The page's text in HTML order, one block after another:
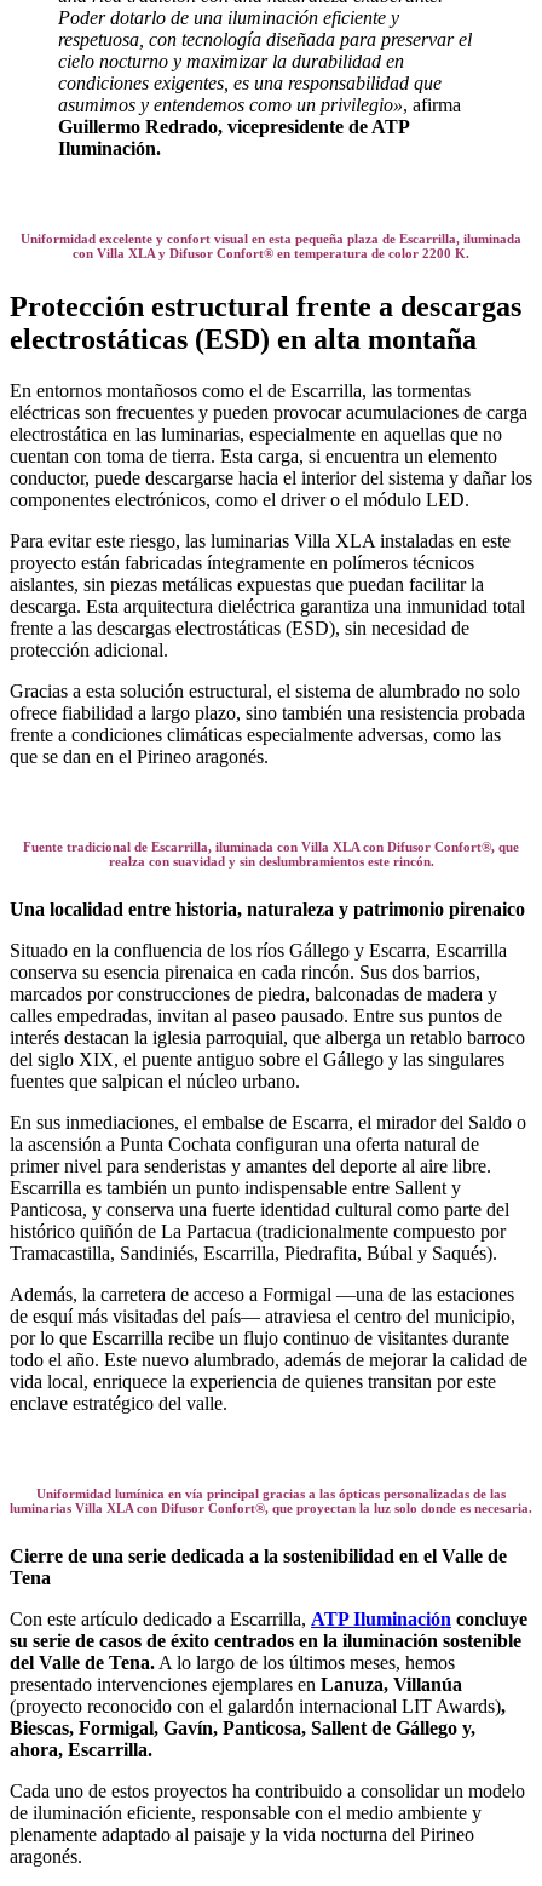
Poder dotarlo de una iluminación eficiente y
respetuosa, con tecnología diseñada para preservar el
cielo nocturno y maximizar la durabilidad en
condiciones exigentes, es una responsabilidad que
asumimos y entendemos como un privilegio», afirma
Guillermo Redrado, vicepresidente de ATP
Iluminación.
Uniformidad excelente y confort visual en esta pequeña plaza de Escarrilla, iluminada
con Villa XLA y Difusor Confort® en temperatura de color 2200 K.
Protección estructural frente a descargas
electrostáticas (ESD) en alta montaña
En entornos montañosos como el de Escarrilla, las tormentas
eléctricas son frecuentes y pueden provocar acumulaciones de carga
electrostática en las luminarias, especialmente en aquellas que no
cuentan con toma de tierra. Esta carga, si encuentra un elemento
conductor, puede descargarse hacia el interior del sistema y dañar los
componentes electrónicos, como el driver o el módulo LED.
Para evitar este riesgo, las luminarias Villa XLA instaladas en este
proyecto están fabricadas íntegramente en polímeros técnicos
aislantes, sin piezas metálicas expuestas que puedan facilitar la
descarga. Esta arquitectura dieléctrica garantiza una inmunidad total
frente a las descargas electrostáticas (ESD), sin necesidad de
protección adicional.
Gracias a esta solución estructural, el sistema de alumbrado no solo
ofrece fiabilidad a largo plazo, sino también una resistencia probada
frente a condiciones climáticas especialmente adversas, como las
que se dan en el Pirineo aragonés.
Fuente tradicional de Escarrilla, iluminada con Villa XLA con Difusor Confort®, que
realza con suavidad y sin deslumbramientos este rincón.
Una localidad entre historia, naturaleza y patrimonio pirenaico
Situado en la confluencia de los ríos Gállego y Escarra, Escarrilla
conserva su esencia pirenaica en cada rincón. Sus dos barrios,
marcados por construcciones de piedra, balconadas de madera y
calles empedradas, invitan al paseo pausado. Entre sus puntos de
interés destacan la iglesia parroquial, que alberga un retablo barroco
del siglo XIX, el puente antiguo sobre el Gállego y las singulares
fuentes que salpican el núcleo urbano.
En sus inmediaciones, el embalse de Escarra, el mirador del Saldo o
la ascensión a Punta Cochata configuran una oferta natural de
primer nivel para senderistas y amantes del deporte al aire libre.
Escarrilla es también un punto indispensable entre Sallent y
Panticosa, y conserva una fuerte identidad cultural como parte del
histórico quiñón de La Partacua (tradicionalmente compuesto por
Tramacastilla, Sandiniés, Escarrilla, Piedrafita, Búbal y Saqués).
Además, la carretera de acceso a Formigal —una de las estaciones
de esquí más visitadas del país— atraviesa el centro del municipio,
por lo que Escarrilla recibe un flujo continuo de visitantes durante
todo el año. Este nuevo alumbrado, además de mejorar la calidad de
vida local, enriquece la experiencia de quienes transitan por este
enclave estratégico del valle.
Uniformidad lumínica en vía principal gracias a las ópticas personalizadas de las
luminarias Villa XLA con Difusor Confort®, que proyectan la luz solo donde es necesaria.
Cierre de una serie dedicada a la sostenibilidad en el Valle de
Tena
Con este artículo dedicado a Escarrilla, ATP Iluminación concluye
su serie de casos de éxito centrados en la iluminación sostenible
del Valle de Tena. A lo largo de los últimos meses, hemos
presentado intervenciones ejemplares en Lanuza, Villanúa
(proyecto reconocido con el galardón internacional LIT Awards),
Biescas, Formigal, Gavín, Panticosa, Sallent de Gállego y,
ahora, Escarrilla.
Cada uno de estos proyectos ha contribuido a consolidar un modelo
de iluminación eficiente, responsable con el medio ambiente y
plenamente adaptado al paisaje y la vida nocturna del Pirineo
aragonés.